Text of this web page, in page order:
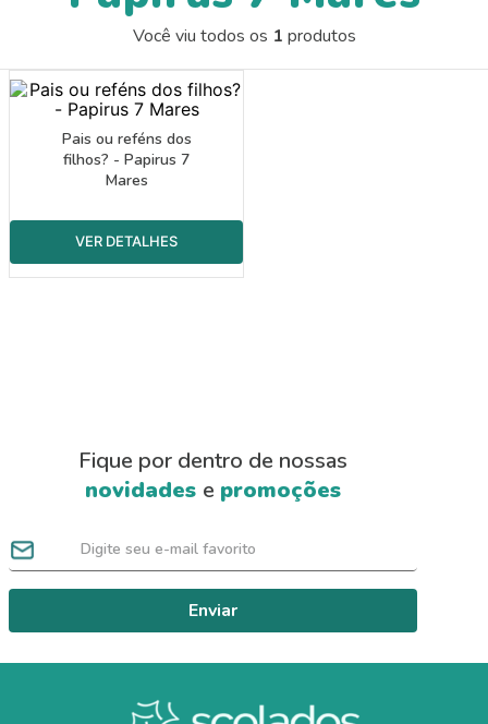
Você viu todos os 1 produtos
Pais ou reféns dos
filhos? - Papirus 7
Mares
Fique por dentro de nossas
novidades e promoções
Enviar